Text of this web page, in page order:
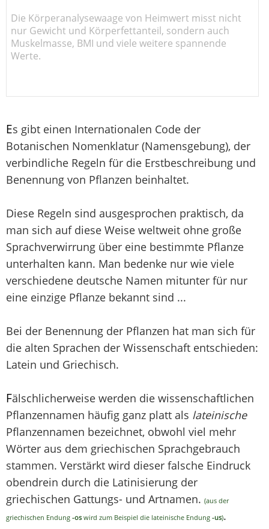
Die Körperanalysewaage von Heimwert misst nicht
nur Gewicht und Körperfettanteil, sondern auch
Muskelmasse, BMI und viele weitere spannende
Werte.
Es gibt einen Internationalen Code der
Botanischen Nomenklatur (Namensgebung), der
verbindliche Regeln für die Erstbeschreibung und
Benennung von Pflanzen beinhaltet.
Diese Regeln sind ausgesprochen praktisch, da
man sich auf diese Weise weltweit ohne große
Sprachverwirrung über eine bestimmte Pflanze
unterhalten kann. Man bedenke nur wie viele
verschiedene deutsche Namen mitunter für nur
eine einzige Pflanze bekannt sind ...
Bei der Benennung der Pflanzen hat man sich für
die alten Sprachen der Wissenschaft entschieden:
Latein und Griechisch.
Fälschlicherweise werden die wissenschaftlichen
Pflanzennamen häufig ganz platt als lateinische
Pflanzennamen bezeichnet, obwohl viel mehr
Wörter aus dem griechischen Sprachgebrauch
stammen. Verstärkt wird dieser falsche Eindruck
obendrein durch die Latinisierung der
griechischen Gattungs- und Artnamen. (aus der
griechischen Endung -os wird zum Beispiel die lateinische Endung -us).